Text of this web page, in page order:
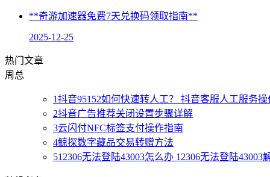
**奇游加速器免费7天兑换码领取指南**
2025-12-25
热门文章
周 总
1抖音95152如何快速转人工？ 抖音客服人工服务操
2抖音广告推荐关闭设置步骤详解
3云闪付NFC标签支付操作指南
4鲸探数字藏品交易转赠方法
512306无法登陆43003怎么办 12306无法登陆43003